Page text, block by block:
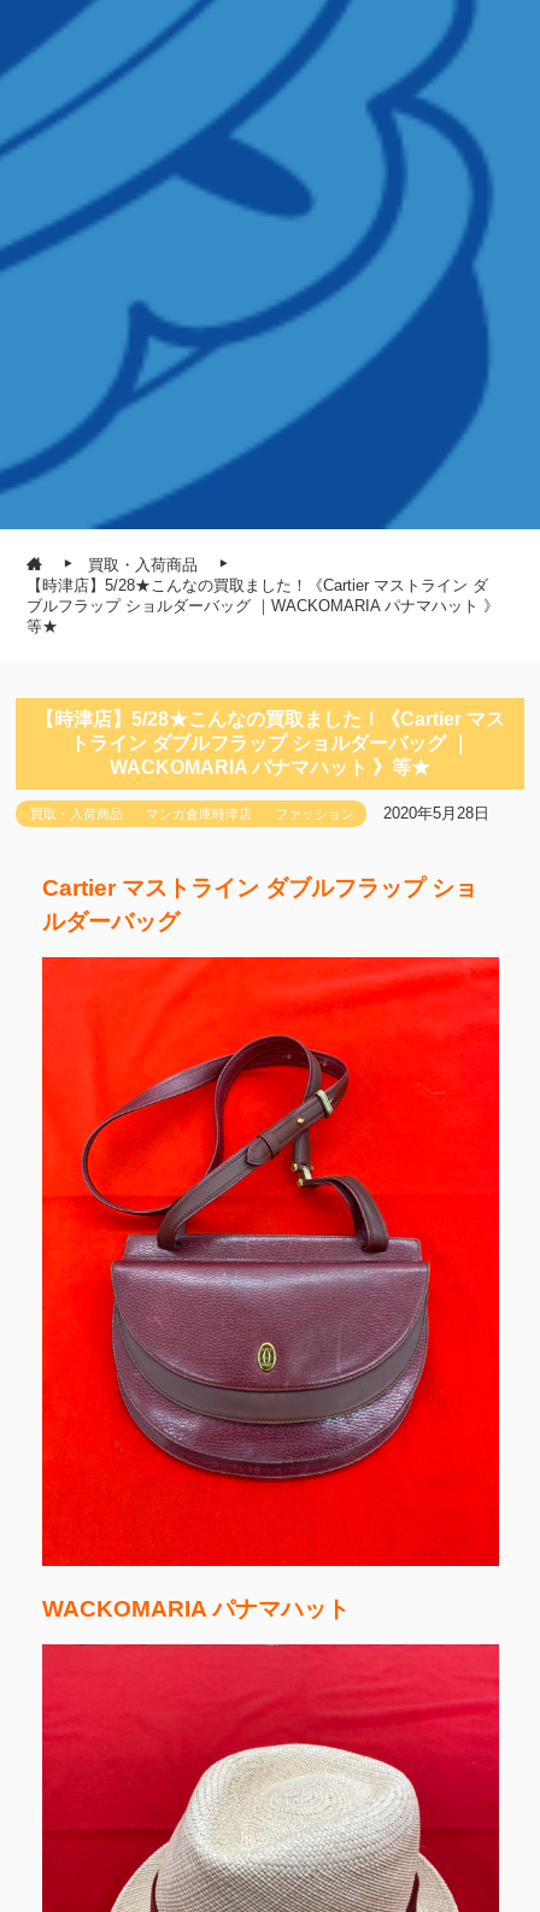
買取・入荷商品
【時津店】5/28★こんなの買取ました！《Cartier マストライン ダ
ブルフラップ ショルダーバッグ ｜WACKOMARIA パナマハット 》
等★
【時津店】5/28★こんなの買取ました！《Cartier マス
トライン ダブルフラップ ショルダーバッグ ｜
WACKOMARIA パナマハット 》等★
買取・入荷商品 マンガ倉庫時津店 ファッション 2020年5月28日
Cartier マストライン ダブルフラップ ショ
ルダーバッグ
WACKOMARIA パナマハット